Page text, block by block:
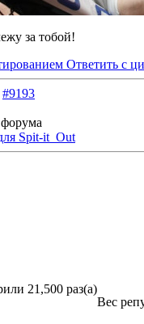
за тобой!
Ответить с
#9193
21,500 раз(а)
Вес